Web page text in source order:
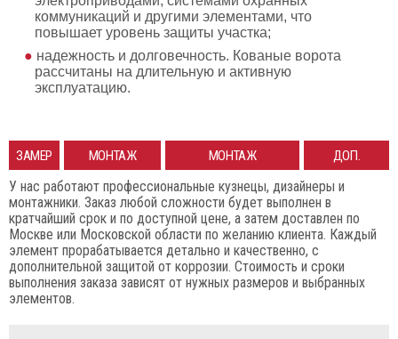
коммуникаций и другими элементами, что
повышает уровень защиты участка;
надежность и долговечность. Кованые ворота
рассчитаны на длительную и активную
эксплуатацию.
ЗАМЕР
МОНТАЖ
ВОРОТ
МОНТАЖ
АВТОМАТИКИ
ДОП.
РАБОТЫ
У нас работают профессиональные кузнецы, дизайнеры и
монтажники. Заказ любой сложности будет выполнен в
кратчайший срок и по доступной цене, а затем доставлен по
Москве или Московской области по желанию клиента. Каждый
элемент прорабатывается детально и качественно, с
дополнительной защитой от коррозии. Стоимость и сроки
выполнения заказа зависят от нужных размеров и выбранных
элементов.